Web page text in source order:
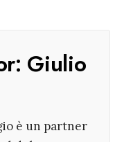
Giulio
è un partner